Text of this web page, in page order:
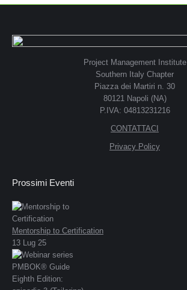
Project Management Institute
Southern Italy Chapter
Piazza dei Martiri n. 30
80121 Napoli (NA)
P.IVA: 04813231216
CONTATTACI
Privacy Policy
Prossimi Eventi
Mentorship to Certification
13 Lug 25